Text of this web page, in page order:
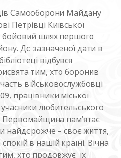
Самооборони Майдану
Петрівці Київської
бойовий шлях першого
До зазначеної дати в
відбувся
тим, хто боронив
військовослужбовці
працівники міської
учасники любительського
Первомайщина пам’ятає
найдорожче – своє життя,
в нашій країні. Вічна
хто продовжує їх